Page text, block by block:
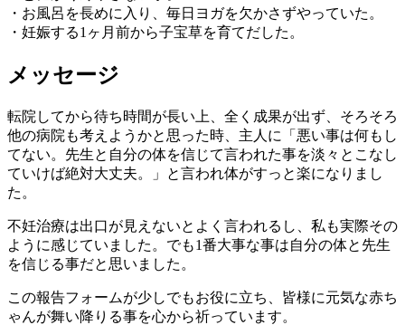
・お風呂を長めに入り、毎日ヨガを欠かさずやっていた。
・妊娠する1ヶ月前から子宝草を育てだした。
メッセージ
転院してから待ち時間が長い上、全く成果が出ず、そろそろ
他の病院も考えようかと思った時、主人に「悪い事は何もし
てない。先生と自分の体を信じて言われた事を淡々とこなし
ていけば絶対大丈夫。」と言われ体がすっと楽になりまし
た。
不妊治療は出口が見えないとよく言われるし、私も実際その
ように感じていました。でも1番大事な事は自分の体と先生
を信じる事だと思いました。
この報告フォームが少しでもお役に立ち、皆様に元気な赤ち
ゃんが舞い降りる事を心から祈っています。